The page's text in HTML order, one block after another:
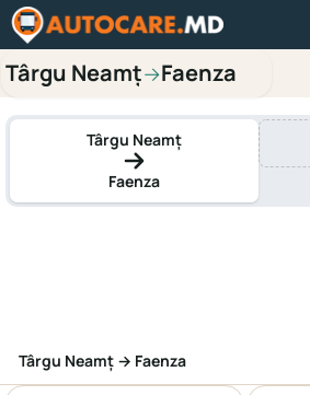
Târgu Neamț→Faenza
Târgu Neamț
Faenza
Târgu Neamț → Faenza